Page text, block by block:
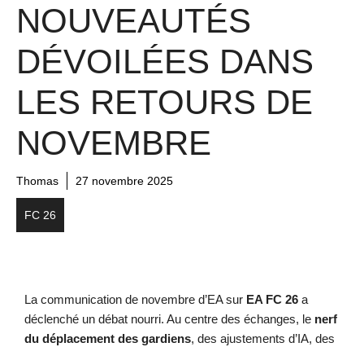
NOUVEAUTÉS
DÉVOILÉES DANS
LES RETOURS DE
NOVEMBRE
Thomas 27 novembre 2025
FC 26
La communication de novembre d’EA sur EA FC 26 a
déclenché un débat nourri. Au centre des échanges, le nerf
du déplacement des gardiens, des ajustements d’IA, des